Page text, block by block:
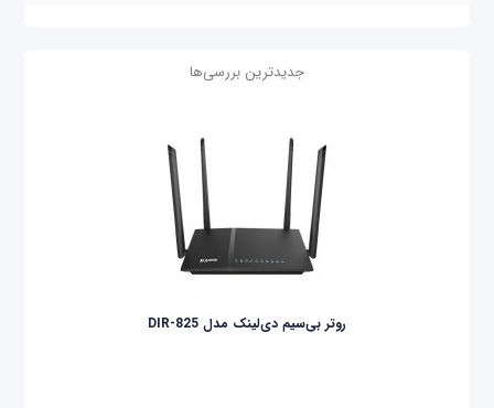
جدیدترین بررسی‌ها
روتر بی‌سیم دی‌لینک مدل DIR-825